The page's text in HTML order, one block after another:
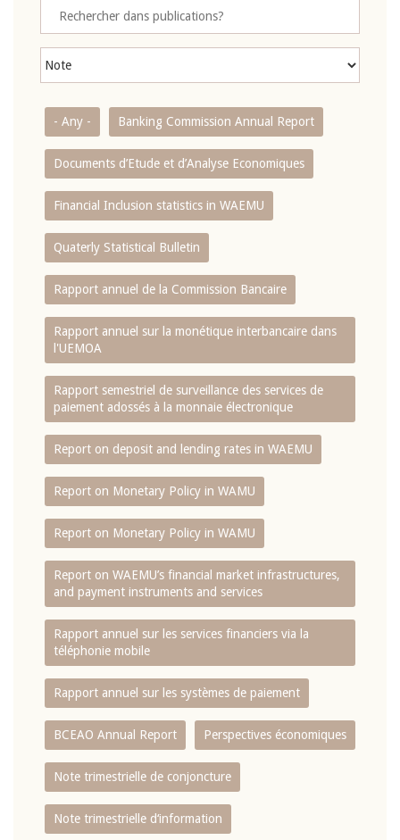
- Any - Banking Commission Annual Report
Documents d’Etude et d’Analyse Economiques
Financial Inclusion statistics in WAEMU
Quaterly Statistical Bulletin
Rapport annuel de la Commission Bancaire
Rapport annuel sur la monétique interbancaire dans
l'UEMOA
Rapport semestriel de surveillance des services de
paiement adossés à la monnaie électronique
Report on deposit and lending rates in WAEMU
Report on Monetary Policy in WAMU
Report on Monetary Policy in WAMU
Report on WAEMU’s financial market infrastructures,
and payment instruments and services
Rapport annuel sur les services financiers via la
téléphonie mobile
Rapport annuel sur les systèmes de paiement
BCEAO Annual Report Perspectives économiques
Note trimestrielle de conjoncture
Note trimestrielle d‘information